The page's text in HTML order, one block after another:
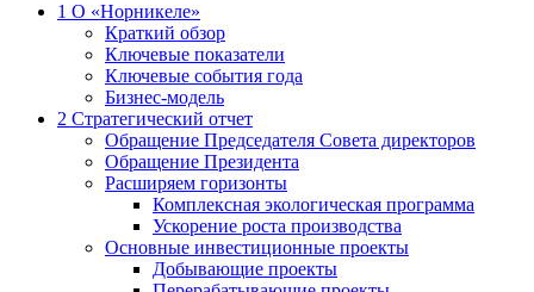
1 О «Норникеле»
Краткий обзор
Ключевые показатели
Ключевые события года
Бизнес-модель
2 Стратегический отчет
Обращение Председателя Совета директоров
Обращение Президента
Расширяем горизонты
Комплексная экологическая программа
Ускорение роста производства
Основные инвестиционные проекты
Добывающие проекты